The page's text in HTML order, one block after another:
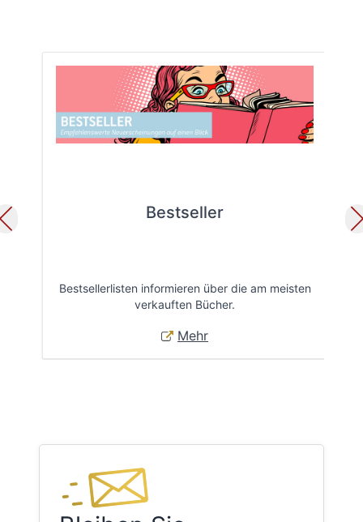
Bestseller
Bestsellerlisten informieren über die am meisten
verkauften Bücher.
Mehr